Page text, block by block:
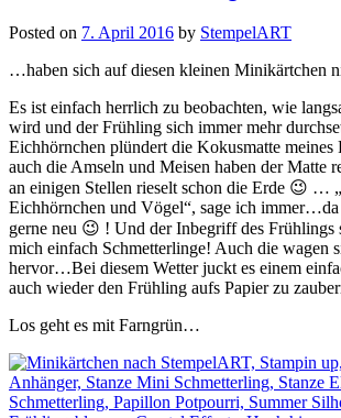
Posted on 7. April 2016 by StempelART
…haben sich auf diesen kleinen Minikärtchen
Es ist einfach herrlich zu beobachten, wie
wird und der Frühling sich immer mehr
Eichhörnchen plündert die Kokusmatte meines
auch die Amseln und Meisen haben der Matte
an einigen Stellen rieselt schon die Erde 😉 …
Eichhörnchen und Vögel“, sage ich
gerne neu 😉 ! Und der Inbegriff des Frühlings
mich einfach Schmetterlinge! Auch die wagen
hervor…Bei diesem Wetter juckt es einem
auch wieder den Frühling aufs Papier zu
Los geht es mit Farngrün…